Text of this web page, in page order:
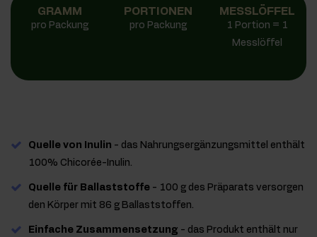
GRAMM
pro Packung
PORTIONEN
pro Packung
MESSLÖFFEL
1 Portion = 1
Messlöffel
Quelle von Inulin - das Nahrungsergänzungsmittel enthält
100% Chicorée-Inulin.
Quelle für Ballaststoffe - 100 g des Präparats versorgen
den Körper mit 86 g Ballaststoffen.
Einfache Zusammensetzung - das Produkt enthält nur